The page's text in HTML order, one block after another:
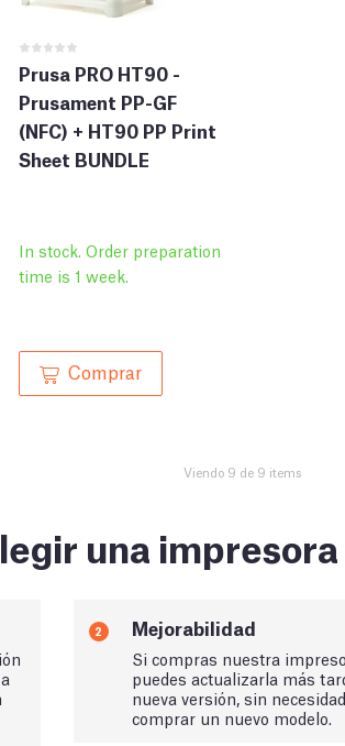
Prusa PRO HT90 -
Prusament PP-GF
(NFC) + HT90 PP Print
Sheet BUNDLE
In stock. Order preparation
time is 1 week.
Comprar
Viendo 9 de 9 items
una
2 Mejorabilidad
Si compras nuestra
puedes actualizarla más
nueva versión, sin
comprar un nuevo modelo.